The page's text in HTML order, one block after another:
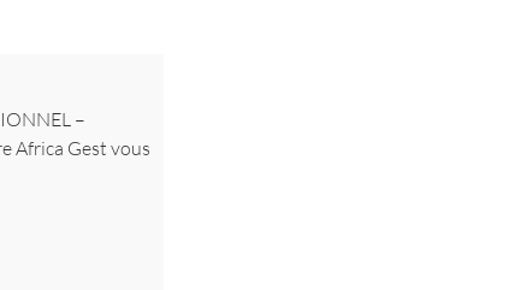
–
Africa Gest vous